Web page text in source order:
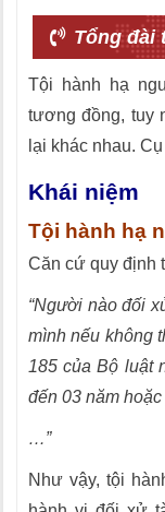
Tổng đài
Tội hành hạ
tương đồng, tuy
lại khác nhau.
Khái niệm
Tội hành hạ
Căn cứ quy định
“Người nào đối
mình nếu không
185 của Bộ luật
đến 03 năm
…”
Như vậy, tội